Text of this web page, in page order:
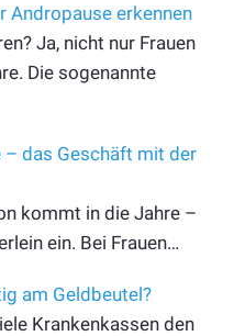
Andropause erkennen
Ja, nicht nur Frauen
Die sogenannte
– das Geschäft mit der
kommt in die Jahre –
ein. Bei Frauen…
am Geldbeutel?
Krankenkassen den